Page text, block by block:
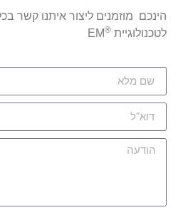
הינכם מוזמנים ליצור איתנו קשר
לטכנולוגיית ®
EM